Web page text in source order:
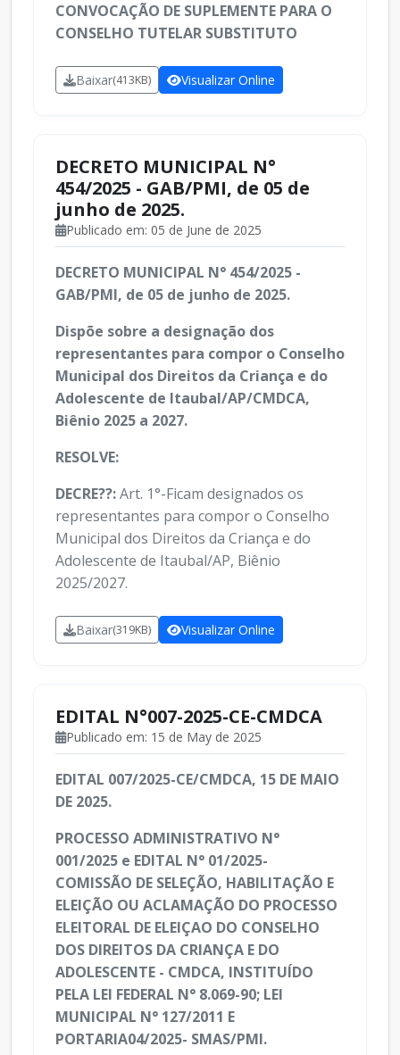
CONVOCAÇÃO DE SUPLEMENTE PARA O
CONSELHO TUTELAR SUBSTITUTO
Baixar(413KB) Visualizar Online
DECRETO MUNICIPAL N°
454/2025 - GAB/PMI, de 05 de
junho de 2025.
Publicado em: 05 de June de 2025
DECRETO MUNICIPAL N° 454/2025 -
GAB/PMI, de 05 de junho de 2025.
Dispõe sobre a designação dos
representantes para compor o Conselho
Municipal dos Direitos da Criança e do
Adolescente de Itaubal/AP/CMDCA,
Biênio 2025 a 2027.
RESOLVE:
DECRE??:Art. 1°-Ficam designados os
representantes para compor o Conselho
Municipal dos Direitos da Criança e do
Adolescente de Itaubal/AP, Biênio
2025/2027.
Baixar(319KB) Visualizar Online
EDITAL N°007-2025-CE-CMDCA
Publicado em: 15 de May de 2025
EDITAL 007/2025-CE/CMDCA, 15 DE MAIO
DE 2025.
PROCESSO ADMINISTRATIVO N°
001/2025 e EDITAL N° 01/2025-
COMISSÃO DE SELEÇÃO, HABILITAÇÃO E
ELEIÇÃO OU ACLAMAÇÃO DO PROCESSO
ELEITORAL DE ELEIÇAO DO CONSELHO
DOS DIREITOS DA CRIANÇA E DO
ADOLESCENTE - CMDCA, INSTITUÍDO
PELA LEI FEDERAL N° 8.069-90; LEI
MUNICIPAL N° 127/2011 E
PORTARIA04/2025- SMAS/PMI.